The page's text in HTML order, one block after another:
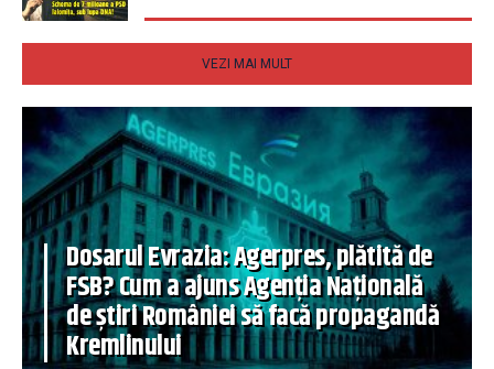
VEZI MAI MULT
Dosarul Evrazia: Agerpres, plătită de
FSB? Cum a ajuns Agenția Națională
de știri României să facă propagandă
Kremlinului